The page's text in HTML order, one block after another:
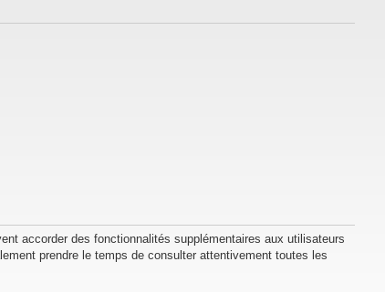
accorder des fonctionnalités supplémentaires aux utilisateurs
prendre le temps de consulter attentivement toutes les